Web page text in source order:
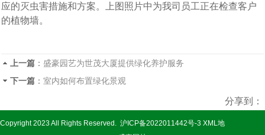
应的灭虫害措施和方案。上图照片中为我司员工正在检查客户
的植物墙。
上一篇 ：盛豪园艺为世茂大厦提供绿化养护服务
下一篇 ：室内如何布置绿化景观
分享到：
Copyright 2023 All Rights Reserved.
沪ICP备2022011442号-3 XML地